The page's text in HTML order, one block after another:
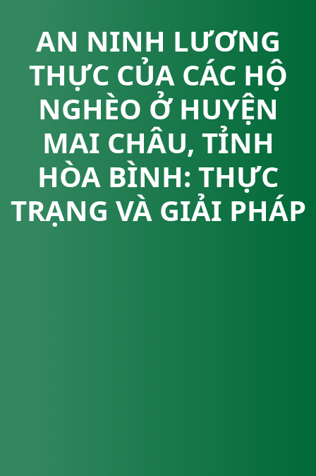
AN NINH LƯƠNG
THỰC CỦA CÁC HỘ
NGHÈO Ở HUYỆN
MAI CHÂU, TỈNH
HÒA BÌNH: THỰC
TRẠNG VÀ GIẢI PHÁP